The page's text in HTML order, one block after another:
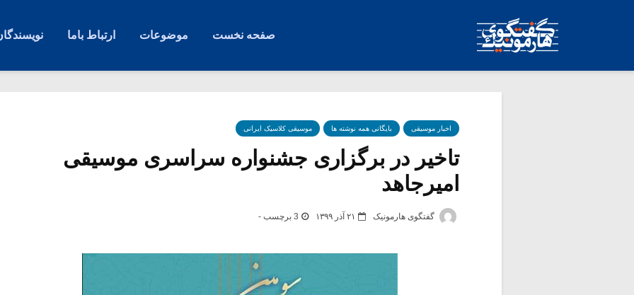
صفحه نخست موضوعات ارتباط باما
اخبار موسیقی بایگانی همه نوشته ها موسیقی کلاسیک ایرانی
تاخیر در برگزاری جشنواره سراسری موسیقی
امیرجاهد
گفتگوی هارمونیک ۲۱ آذر ۱۳۹۹ 3 برچسب -